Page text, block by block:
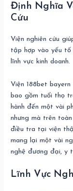
Định Nghĩa
Cứu
Viện nghiên cứu
tập hợp vào yếu tố
lĩnh vực kinh doanh.
Viện 188bet
bao gồm tuổi thọ
hành đến một vài
nhưng mà trên
điều tra tại viện
mang lại một vài
nghệ đương đại, y
Lĩnh Vực